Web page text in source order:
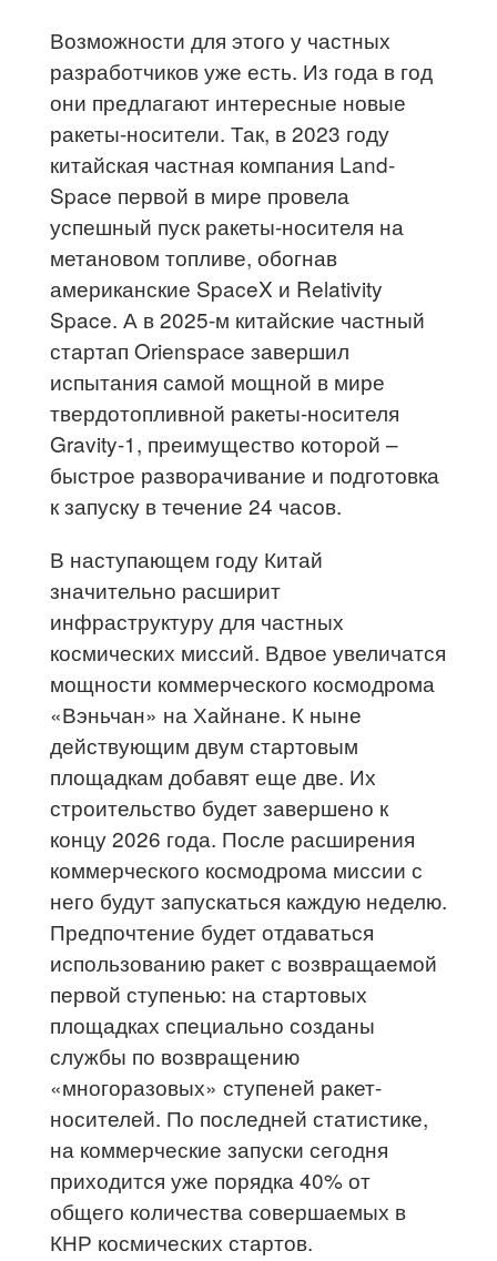
Возможности для этого у частных
разработчиков уже есть. Из года в год
они предлагают интересные новые
ракеты-носители. Так, в 2023 году
китайская частная компания Land-
Space первой в мире провела
успешный пуск ракеты-носителя на
метановом топливе, обогнав
американские SpaceX и Relativity
Space. А в 2025-м китайские частный
стартап Orienspace завершил
испытания самой мощной в мире
твердотопливной ракеты-носителя
Gravity-1, преимущество которой –
быстрое разворачивание и подготовка
к запуску в течение 24 часов.
В наступающем году Китай
значительно расширит
инфраструктуру для частных
космических миссий. Вдвое увеличатся
мощности коммерческого космодрома
«Вэньчан» на Хайнане. К ныне
действующим двум стартовым
площадкам добавят еще две. Их
строительство будет завершено к
концу 2026 года. После расширения
коммерческого космодрома миссии с
него будут запускаться каждую неделю.
Предпочтение будет отдаваться
использованию ракет с возвращаемой
первой ступенью: на стартовых
площадках специально созданы
службы по возвращению
«многоразовых» ступеней ракет-
носителей. По последней статистике,
на коммерческие запуски сегодня
приходится уже порядка 40% от
общего количества совершаемых в
КНР космических стартов.